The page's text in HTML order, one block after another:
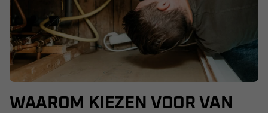
WAAROM KIEZEN VOOR VAN